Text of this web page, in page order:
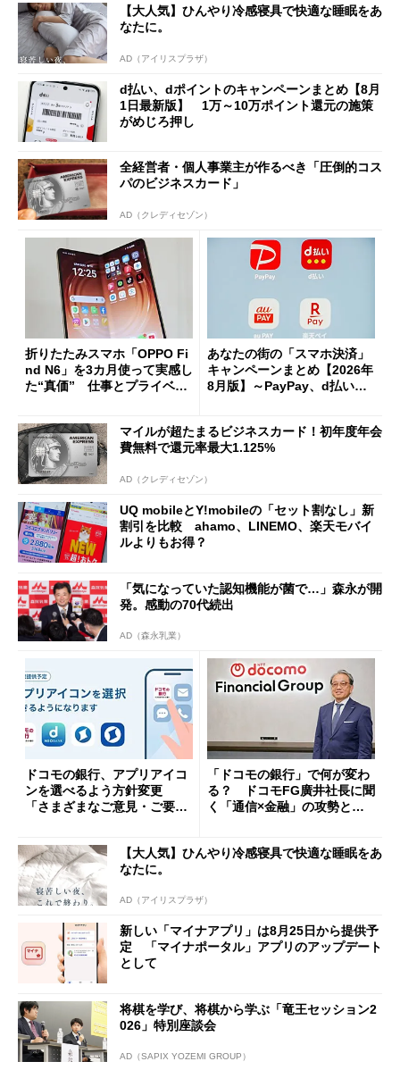
【大人気】ひんやり冷感寝具で快適な睡眠をあ
なたに。
AD（アイリスプラザ）
d払い、dポイントのキャンペーンまとめ【8月
1日最新版】 1万～10万ポイント還元の施策
がめじろ押し
全経営者・個人事業主が作るべき「圧倒的コス
パのビジネスカード」
AD（クレディセゾン）
折りたたみスマホ「OPPO Fi
nd N6」を3カ月使って実感し
た“真価” 仕事とプライベー
あなたの街の「スマホ決済」
キャンペーンまとめ【2026年
8月版】～PayPay、d払い、a
マイルが超たまるビジネスカード！初年度年会
費無料で還元率最大1.125%
AD（クレディセゾン）
UQ mobileとY!mobileの「セット割なし」新
割引を比較 ahamo、LINEMO、楽天モバイ
ルよりもお得？
「気になっていた認知機能が菌で…」森永が開
発。感動の70代続出
AD（森永乳業）
ドコモの銀行、アプリアイコ
ンを選べるよう方針変更
「さまざまなご意見・ご要望
「ドコモの銀行」で何が変わ
る？ ドコモFG廣井社長に聞
く「通信×金融」の攻勢とグ
【大人気】ひんやり冷感寝具で快適な睡眠をあ
なたに。
AD（アイリスプラザ）
新しい「マイナアプリ」は8月25日から提供予
定 「マイナポータル」アプリのアップデート
として
将棋を学び、将棋から学ぶ「竜王セッション2
026」特別座談会
AD（SAPIX YOZEMI GROUP）